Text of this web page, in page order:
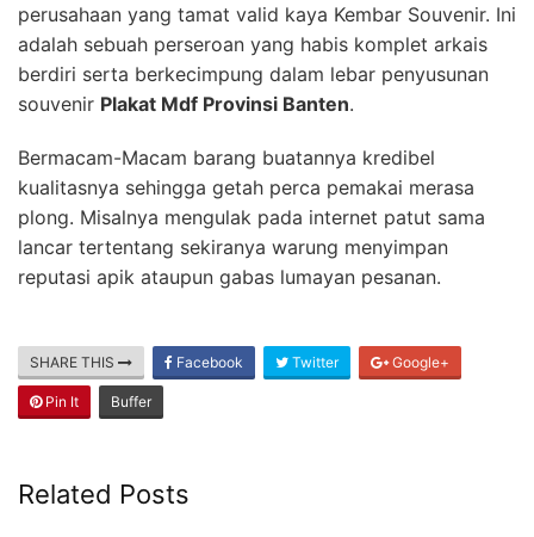
perusahaan yang tamat valid kaya Kembar Souvenir. Ini
adalah sebuah perseroan yang habis komplet arkais
berdiri serta berkecimpung dalam lebar penyusunan
souvenir Plakat Mdf Provinsi Banten.
Bermacam-Macam barang buatannya kredibel
kualitasnya sehingga getah perca pemakai merasa
plong. Misalnya mengulak pada internet patut sama
lancar tertentang sekiranya warung menyimpan
reputasi apik ataupun gabas lumayan pesanan.
SHARE THIS Facebook Twitter Google+
Pin It Buffer
Related Posts